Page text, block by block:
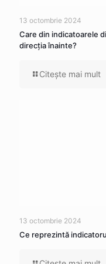
13 octombrie 2024
Care din indicatoarele
direcția înainte?
Citeşte mai mult
13 octombrie 2024
Ce reprezintă